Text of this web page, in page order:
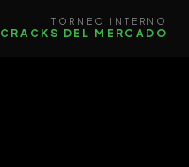
TORNEO INTERNO
CRACKS DEL MERCADO